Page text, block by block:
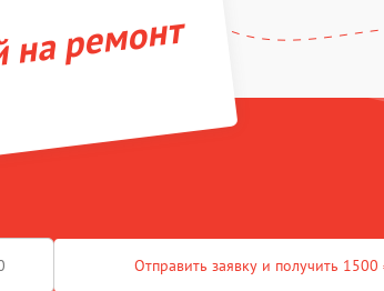
ремонт
Отправить заявку и получить 1500